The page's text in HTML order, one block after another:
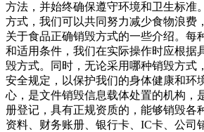
方法，并始终确保遵守环境和卫生标准
方式，我们可以共同努力减少食物浪费
关于食品正确销毁方式的一些介绍。每
和适用条件，我们在实际操作时应根据
毁方式。同时，无论采用哪种销毁方式
安全规定，以保护我们的身体健康和环
心，是文件销毁信息载体处置的机构，
册登记，具有正规资质的，能够销毁各
资料、财务账册、银行卡、IC卡、公司